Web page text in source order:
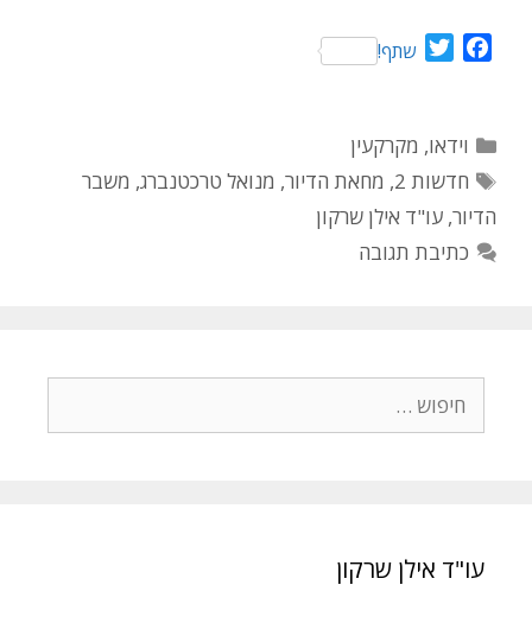
b
o
o
k
T
t
e
r
שתף!
קטגוריות
וידאו, מקרקעין
תגיות
חדשות 2 , מחאת הדיור, מנואל טרכטנברג, משבר
הדיור, עו"ד אילן שרקון
כתיבת תגובה
עו"ד אילן שרקון